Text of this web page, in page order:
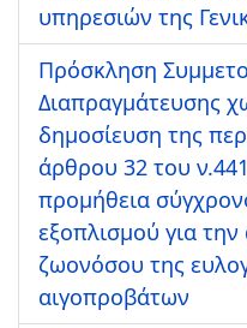
υπηρεσιών της
Πρόσκληση
Διαπραγμάτευσης
δημοσίευση της
άρθρου 32 του
προμήθεια
εξοπλισμού για
ζωονόσου της
αιγοπροβάτων